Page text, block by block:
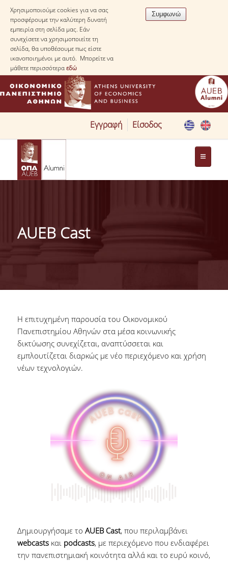
Χρησιμοποιούμε cookies για να σας
προσφέρουμε την καλύτερη δυνατή
εμπειρία στη σελίδα μας. Εάν
συνεχίσετε να χρησιμοποιείτε τη
σελίδα, θα υποθέσουμε πως είστε
ικανοποιημένοι με αυτό. Μπορείτε να
μάθετε περισσότεραεδώ
Εγγραφή Είσοδος
ABOUT
WORK READINESS
LIFE LONG
NEWSLETTER
ΟΠΑ NEWS
AUEB CAST
ALUMNI CONFERENCE
AUEB ALUMNI
CONFERENCE 2026
AUEB Cast
Η επιτυχημένη παρουσία του Οικονομικού
Πανεπιστημίου Αθηνών στα μέσα κοινωνικής
δικτύωσης συνεχίζεται, αναπτύσσεται και
εμπλουτίζεται διαρκώς με νέο περιεχόμενο και χρήση
νέων τεχνολογιών.
Δημιουργήσαμε το AUEB Cast, που περιλαμβάνει
webcasts και podcasts, με περιεχόμενο που ενδιαφέρει
την πανεπιστημιακή κοινότητα αλλά και το ευρύ κοινό,